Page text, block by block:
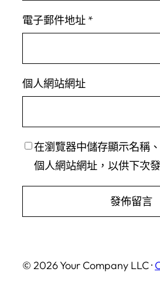
電子郵件地址 *
個人網站網址
在瀏覽器中儲存顯示名稱
個人網站網址，以供下次
© 2026 Your Company LLC ·